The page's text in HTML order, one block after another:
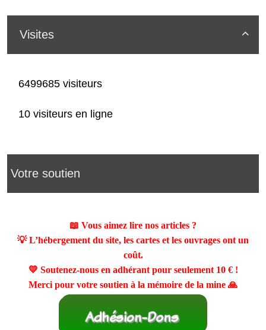

Visites
6499685 visiteurs
10 visiteurs en ligne
Votre soutien
📖 Vous aimez lire nos articles ?
💡 L’hébergement du site, les cartes et les ouvrages ont un
coût.
💛 Soutenez-nous en adhérant pour seulement 10 €!
Merci pour votre soutien à la mémoire de la mine 🙏